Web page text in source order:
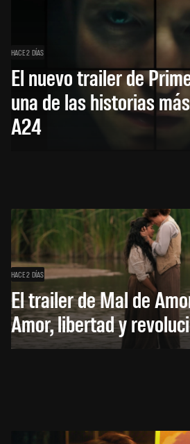
HACE 2 DÍAS
El nuevo trailer de
una de las historias
A24
HACE 2 DÍAS
El trailer de Mal de
Amor, libertad y